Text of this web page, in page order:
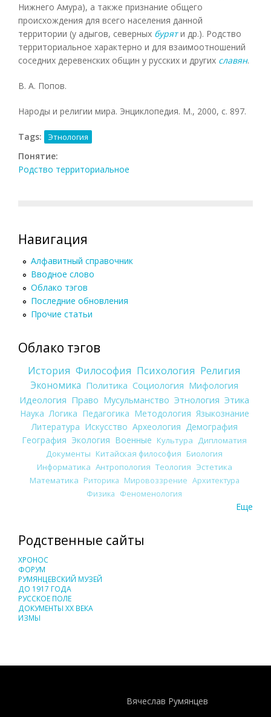
Нижнего Амура), а также признание общего
происхождения для всего населения данной
территории (у адыгов, северных буряти др.). Родство
территориальное характерно и для взаимоотношений
соседних деревенских общин у русских и других славян.
В. А. Попов.
Народы и религии мира. Энциклопедия. М., 2000, с. 897.
Tags: Этнология
Понятие:
Родство территориальное
Навигация
Алфавитный справочник
Вводное слово
Облако тэгов
Последние обновления
Прочие статьи
Облако тэгов
История Философия Психология Религия
Экономика Политика Социология Мифология
Идеология Право Мусульманство Этнология Этика
Наука Логика Педагогика Методология Языкознание
Литература Искусство Археология Демография
География Экология Военные Культура
Дипломатия
Документы Китайская философия Биология
Информатика Антропология Теология Эстетика
Математика Риторика Мировоззрение Архитектура
Физика Феноменология
Еще
Родственные сайты
ХРОНОС
ФОРУМ
РУМЯНЦЕВСКИЙ МУЗЕЙ
ДО 1917 ГОДА
РУССКОЕ ПОЛЕ
ДОКУМЕНТЫ XX ВЕКА
ИЗМЫ
Вячеслав Румянцев